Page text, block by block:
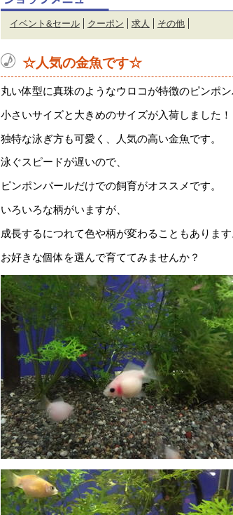
イベント&セール クーポン 求人 その他
☆人気の金魚です☆
丸い体型に真珠のようなウロコが特徴のピンポン
小さいサイズと大きめのサイズが入荷しました！
独特な泳ぎ方も可愛く、人気の高い金魚です。
泳ぐスピードが遅いので、
ピンポンパールだけでの飼育がオススメです。
いろいろな柄がいますが、
成長するにつれて色や柄が変わることもあります
お好きな個体を選んで育ててみませんか？